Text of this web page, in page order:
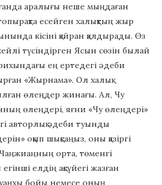
аралығы неше мыңдаған
есейген халықтың жыр
кісіні қайран қалдырады. Өз
түсіндірген Ясын сөзін былай
ең ертедегі әдеби
«Жырнама». Ол халық
өлеңдер жинағы. Ал, Чу
өлеңдері, яғни «Чу өлеңдері»
авторлық әдеби туынды
оқып шықсаңыз, оны қазіргі
Чаңжиаңның орта, төменгі
елдің ақсүйегі жазған
бойы немесе оның